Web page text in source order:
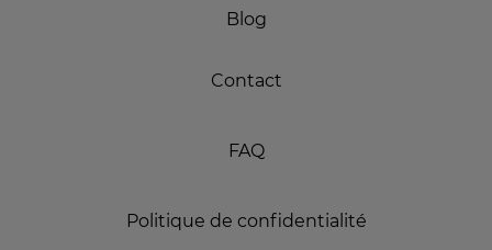
Blog
Contact
FAQ
Politique de confidentialité